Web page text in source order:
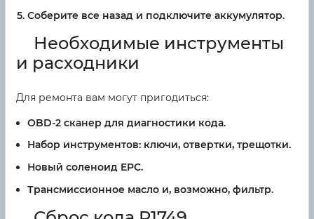
Соберите все назад и подключите аккумулятор.
Необходимые инструменты
и расходники
Для ремонта вам могут пригодиться:
OBD-2 сканер для диагностики кода.
Набор инструментов: ключи, отвертки, трещотки.
Новый соленоид EPC.
Трансмиссионное масло и, возможно, фильтр.